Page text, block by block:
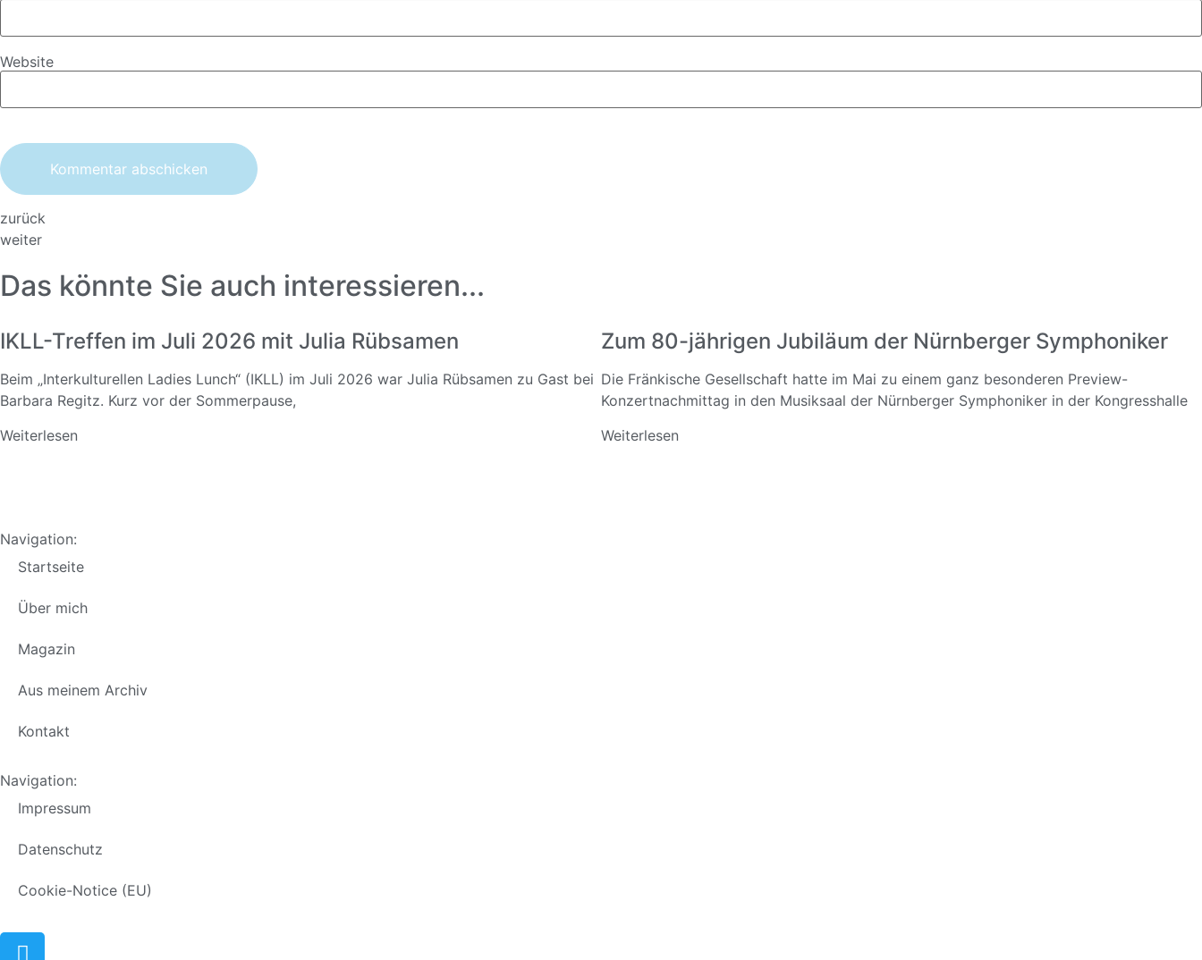
Website
zurück
weiter
Das könnte Sie auch interessieren...
IKLL-Treffen im Juli 2026 mit Julia Rübsamen
Beim „Interkulturellen Ladies Lunch“ (IKLL) im Juli 2026 war Julia Rübsamen zu Gast bei
Barbara Regitz. Kurz vor der Sommerpause,
Weiterlesen
Zum 80-jährigen Jubiläum der Nürnberger Symphoniker
Die Fränkische Gesellschaft hatte im Mai zu einem ganz besonderen Preview-
Konzertnachmittag in den Musiksaal der Nürnberger Symphoniker in der Kongresshalle
Weiterlesen
Navigation:
Startseite
Über mich
Magazin
Aus meinem Archiv
Kontakt
Navigation:
Impressum
Datenschutz
Cookie-Notice (EU)